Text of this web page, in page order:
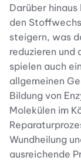
Darüber hinaus
den
steigern, was
reduzieren und
spielen auch
allgemeinen
Bildung von
Molekülen im
Wundheilung
ausreichende